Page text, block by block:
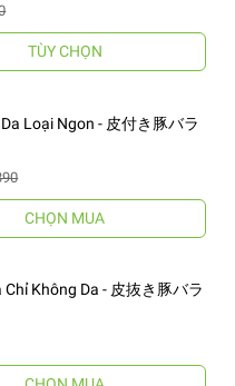
TÙY CHỌN
Loại Ngon - 皮付き豚バラ
CHỌN MUA
Chỉ Không Da - 皮抜き豚バラ